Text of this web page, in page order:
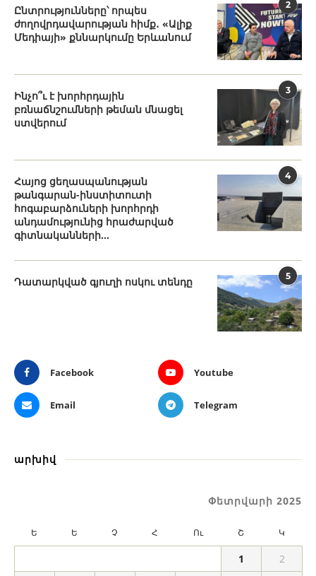
2
Ընտրությունները՝ որպես
ժողովրդավարության հիմք․ «Ալիք
Մեդիայի» քննարկումը Երևանում
3
Ինչո՞ւ է խորհրդային
բռնաճնշումների թեման մնացել
ստվերում
4
Հայոց ցեղասպանության
թանգարան-ինստիտուտի
հոգաբարձուների խորհրդի
անդամությունից հրաժարված
գիտնականների...
5
Դատարկված գյուղի ոսկու տենդը
Facebook Youtube
Email Telegram
արխիվ
Փետրվարի 2025
Ե Ե Չ Հ Ու Շ Կ
1
2